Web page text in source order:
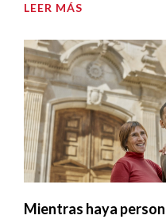
LEER MÁS
Mientras haya